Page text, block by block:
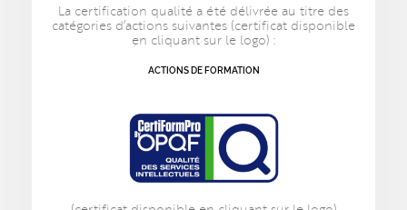
La certification qualité a été délivrée au titre des
catégories d’actions suivantes (certificat disponible
en cliquant sur le logo) :
ACTIONS DE FORMATION